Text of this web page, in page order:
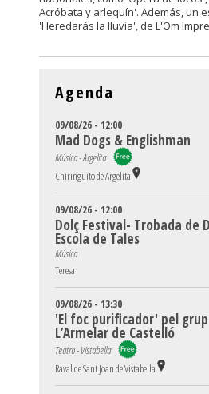
Acróbata y arlequín'. Además, un
'Heredarás la lluvia', de L'Om
Agenda
09/08/26 - 12:00
Mad Dogs & Englishman
Música - Argelita
Chiringuito de Argelita
09/08/26 - 12:00
Dolç Festival- Trobada de
Escola de Tales
Música
Teresa
09/08/26 - 13:30
'El foc purificador' pel
L’Armelar de Castelló
Teatro - Vistabella
Raval de Sant Joan de Vistabella